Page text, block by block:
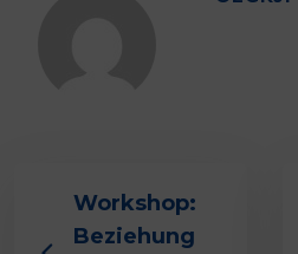
Workshop:
Beziehung